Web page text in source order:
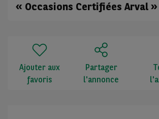
« Occasions Certifiées Arval »
Ajouter aux
favoris
Partager
l'annonce